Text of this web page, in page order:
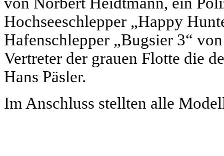
Hochseeschlepper „Happy
Hafenschlepper „Bugsier 3“
Vertreter der grauen Flotte die
Hans Päsler.
Im Anschluss stellten alle